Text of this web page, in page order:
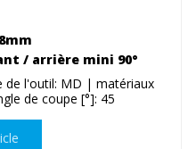
/ arrière mini 90°
de l'outil: MD | matériaux
de coupe [°]: 45